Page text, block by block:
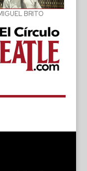
BRITO